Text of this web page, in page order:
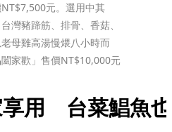
NT$7,500元。選用中其
灣豬蹄筋、排骨、香菇、
母雞高湯慢煨八小時而
家歡」售價NT$10,000元
用　台菜鯧魚也